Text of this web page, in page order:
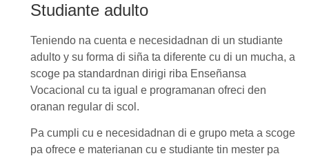
Studiante adulto
Teniendo na cuenta e necesidadnan di un studiante
adulto y su forma di siña ta diferente cu di un mucha, a
scoge pa standardnan dirigi riba Enseñansa
Vocacional cu ta igual e programanan ofreci den
oranan regular di scol.
Pa cumpli cu e necesidadnan di e grupo meta a scoge
pa ofrece e materianan cu e studiante tin mester pa